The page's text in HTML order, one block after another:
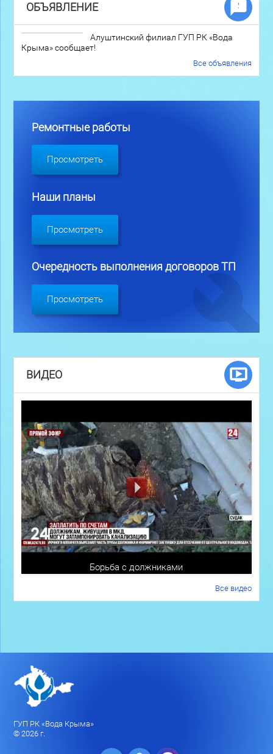
ОБЪЯВЛЕНИЕ
Алуштинский филиал ГУП РК «Вода
Крыма» сообщает!
Все объявления
Ремонтные работы
Просмотреть
Наши планы
Просмотреть
Очередность выполнения договоров ТП
Просмотреть
ВИДЕО
Борьба с должниками
Все видео
ГУП РК «Вода Крыма»
© 2026 г.